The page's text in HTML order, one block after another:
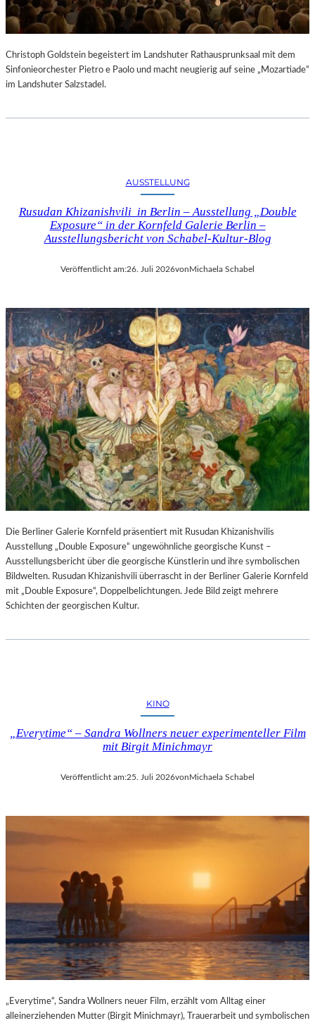
Christoph Goldstein begeistert im Landshuter Rathausprunksaal mit dem
Sinfonieorchester Pietro e Paolo und macht neugierig auf seine „Mozartiade“
im Landshuter Salzstadel.
AUSSTELLUNG
Rusudan Khizanishvili in Berlin – Ausstellung „Double
Exposure“ in der Kornfeld Galerie Berlin –
Ausstellungsbericht von Schabel-Kultur-Blog
Veröffentlicht am:26. Juli 2026von Michaela Schabel
Die Berliner Galerie Kornfeld präsentiert mit Rusudan Khizanishvilis
Ausstellung „Double Exposure“ ungewöhnliche georgische Kunst –
Ausstellungsbericht über die georgische Künstlerin und ihre symbolischen
Bildwelten. Rusudan Khizanishvili überrascht in der Berliner Galerie Kornfeld
mit „Double Exposure“, Doppelbelichtungen. Jede Bild zeigt mehrere
Schichten der georgischen Kultur.
KINO
„Everytime“ – Sandra Wollners neuer experimenteller Film
mit Birgit Minichmayr
Veröffentlicht am:25. Juli 2026von Michaela Schabel
„Everytime“, Sandra Wollners neuer Film, erzählt vom Alltag einer
alleinerziehenden Mutter (Birgit Minichmayr), Trauerarbeit und symbolischen